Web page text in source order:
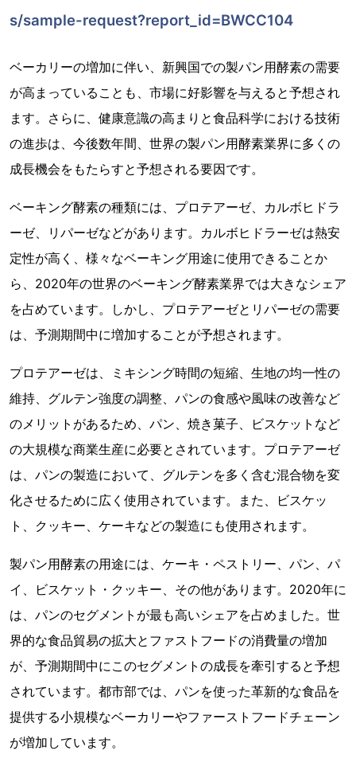
s/sample-request?report_id=BWCC104
ベーカリーの増加に伴い、新興国での製パン用酵素の需要
が高まっていることも、市場に好影響を与えると予想され
ます。さらに、健康意識の高まりと食品科学における技術
の進歩は、今後数年間、世界の製パン用酵素業界に多くの
成長機会をもたらすと予想される要因です。
ベーキング酵素の種類には、プロテアーゼ、カルボヒドラ
ーゼ、リパーゼなどがあります。カルボヒドラーゼは熱安
定性が高く、様々なベーキング用途に使用できることか
ら、2020年の世界のベーキング酵素業界では大きなシェア
を占めています。しかし、プロテアーゼとリパーゼの需要
は、予測期間中に増加することが予想されます。
プロテアーゼは、ミキシング時間の短縮、生地の均一性の
維持、グルテン強度の調整、パンの食感や風味の改善など
のメリットがあるため、パン、焼き菓子、ビスケットなど
の大規模な商業生産に必要とされています。プロテアーゼ
は、パンの製造において、グルテンを多く含む混合物を変
化させるために広く使用されています。また、ビスケッ
ト、クッキー、ケーキなどの製造にも使用されます。
製パン用酵素の用途には、ケーキ・ペストリー、パン、パ
イ、ビスケット・クッキー、その他があります。2020年に
は、パンのセグメントが最も高いシェアを占めました。世
界的な食品貿易の拡大とファストフードの消費量の増加
が、予測期間中にこのセグメントの成長を牽引すると予想
されています。都市部では、パンを使った革新的な食品を
提供する小規模なベーカリーやファーストフードチェーン
が増加しています。